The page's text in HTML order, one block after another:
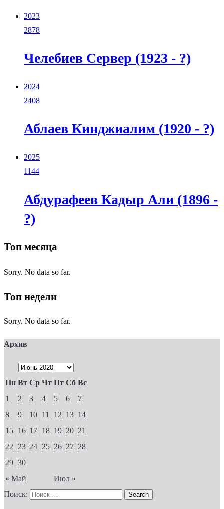
2023
2878
Челебиев Сервер (1923 - ?)
2024
2408
Аблаев Кинджиалим (1920 - ?)
2025
1144
Абдурафеев Кадыр Али (1896 -
?)
Топ месяца
Sorry. No data so far.
Топ недели
Sorry. No data so far.
Архив
Пн Вт Ср Чт Пт Сб Вс
« Май Июл »
1 2 3 4 5 6
7
8
9 10 11 12 13 14
15 16 17 18 19 20 21
22
23 24 25 26 27 28
29 30
Поиск: